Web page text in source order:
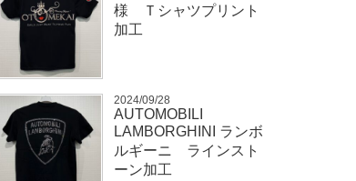
様 Ｔシャツプリント
加工
2024/09/28
AUTOMOBILI
LAMBORGHINI ランボ
ルギーニ ラインスト
ーン加工